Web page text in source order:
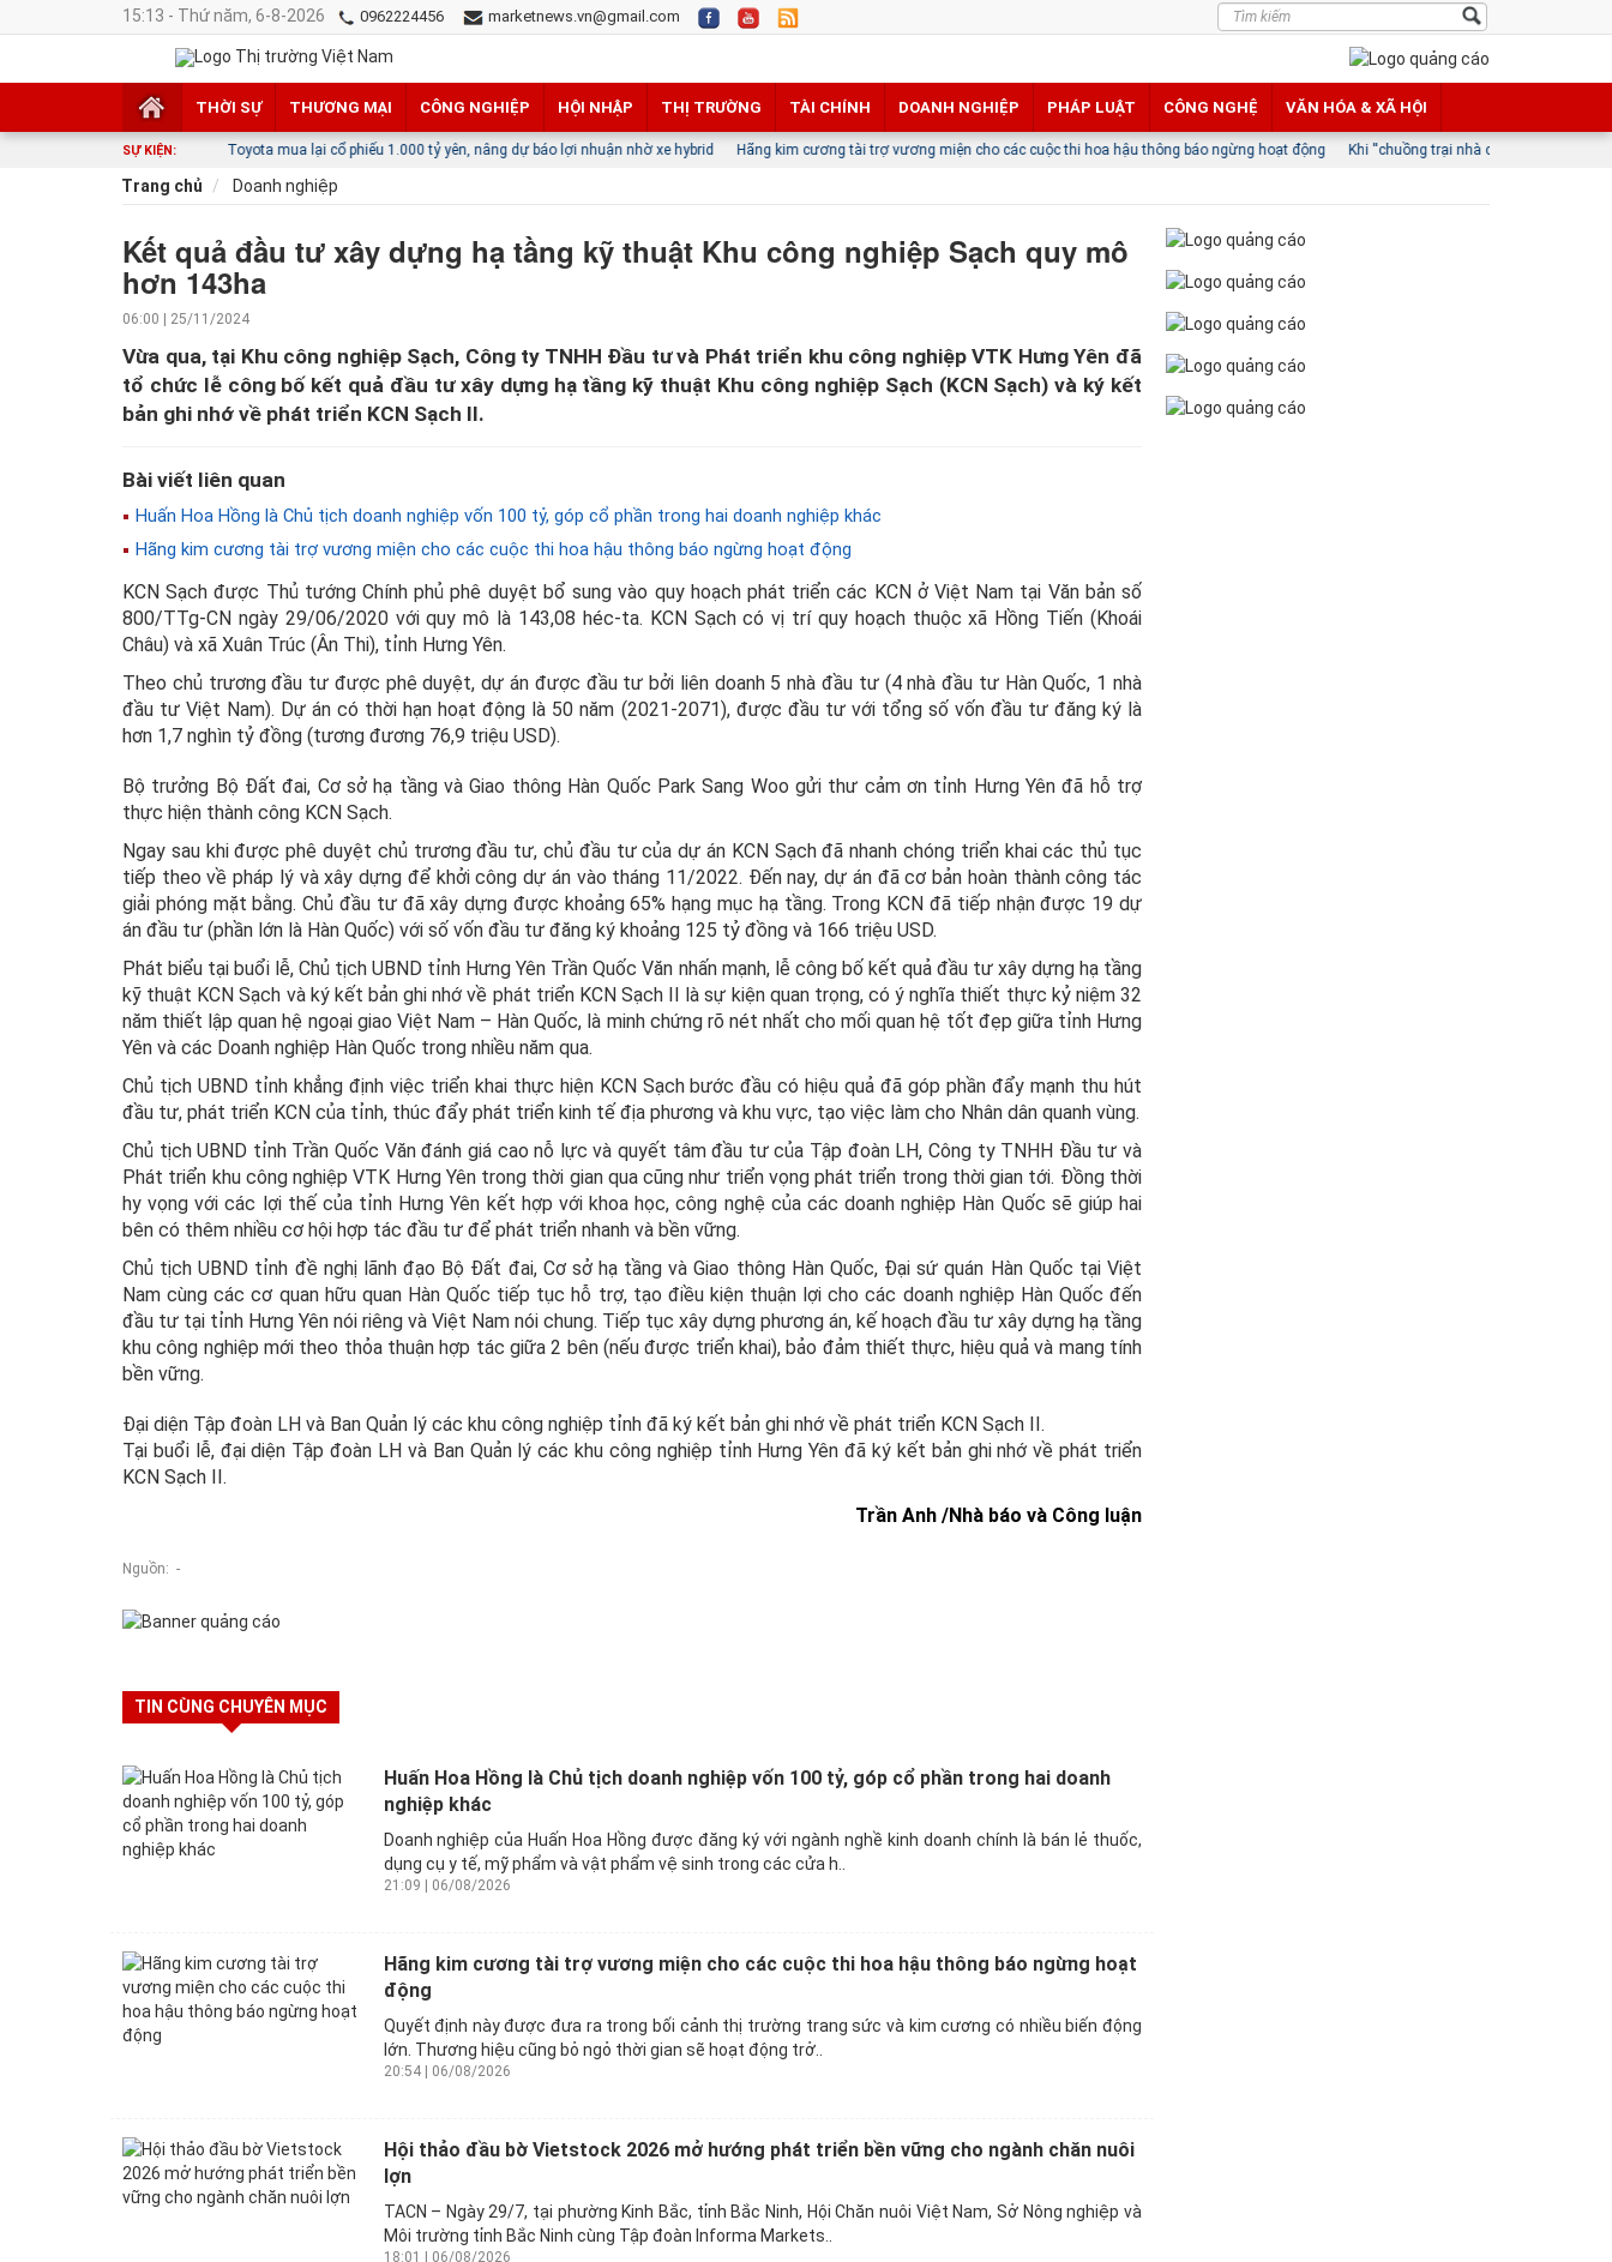
15:13 - Thứ năm, 6-8-2026 0962224456 marketnews.vn@gmail.com
THỜI SỰ THƯƠNG MẠI CÔNG NGHIỆP HỘI NHẬP THỊ TRƯỜNG TÀI CHÍNH DOANH NGHIỆP PHÁP LUẬT CÔNG NGHỆ VĂN HÓA & XÃ HỘI
SỰ KIỆN:
Toyota mua lại cổ phiếu 1.000 tỷ yên, nâng dự báo lợi nhuận nhờ xe hybrid Hãng kim cương tài trợ vương miện cho các cuộc thi hoa hậu thông báo ngừng hoạt động Khi ''chuồng trại nhà cao tầng'' của tỷ phú ngoại đổ vào
Trang chủ Doanh nghiệp
Kết quả đầu tư xây dựng hạ tầng kỹ thuật Khu công nghiệp Sạch quy mô
hơn 143ha
06:00 | 25/11/2024
Vừa qua, tại Khu công nghiệp Sạch, Công ty TNHH Đầu tư và Phát triển khu công nghiệp VTK Hưng Yên đã
tổ chức lễ công bố kết quả đầu tư xây dựng hạ tầng kỹ thuật Khu công nghiệp Sạch (KCN Sạch) và ký kết
bản ghi nhớ về phát triển KCN Sạch II.
Bài viết liên quan
Huấn Hoa Hồng là Chủ tịch doanh nghiệp vốn 100 tỷ, góp cổ phần trong hai doanh nghiệp khác
Hãng kim cương tài trợ vương miện cho các cuộc thi hoa hậu thông báo ngừng hoạt động
KCN Sạch được Thủ tướng Chính phủ phê duyệt bổ sung vào quy hoạch phát triển các KCN ở Việt Nam tại Văn bản số
800/TTg-CN ngày 29/06/2020 với quy mô là 143,08 héc-ta. KCN Sạch có vị trí quy hoạch thuộc xã Hồng Tiến (Khoái
Châu) và xã Xuân Trúc (Ân Thi), tỉnh Hưng Yên.
Theo chủ trương đầu tư được phê duyệt, dự án được đầu tư bởi liên doanh 5 nhà đầu tư (4 nhà đầu tư Hàn Quốc, 1 nhà
đầu tư Việt Nam). Dự án có thời hạn hoạt động là 50 năm (2021-2071), được đầu tư với tổng số vốn đầu tư đăng ký là
hơn 1,7 nghìn tỷ đồng (tương đương 76,9 triệu USD).
Bộ trưởng Bộ Đất đai, Cơ sở hạ tầng và Giao thông Hàn Quốc Park Sang Woo gửi thư cảm ơn tỉnh Hưng Yên đã hỗ trợ
thực hiện thành công KCN Sạch.
Ngay sau khi được phê duyệt chủ trương đầu tư, chủ đầu tư của dự án KCN Sạch đã nhanh chóng triển khai các thủ tục
tiếp theo về pháp lý và xây dựng để khởi công dự án vào tháng 11/2022. Đến nay, dự án đã cơ bản hoàn thành công tác
giải phóng mặt bằng. Chủ đầu tư đã xây dựng được khoảng 65% hạng mục hạ tầng. Trong KCN đã tiếp nhận được 19 dự
án đầu tư (phần lớn là Hàn Quốc) với số vốn đầu tư đăng ký khoảng 125 tỷ đồng và 166 triệu USD.
Phát biểu tại buổi lễ, Chủ tịch UBND tỉnh Hưng Yên Trần Quốc Văn nhấn mạnh, lễ công bố kết quả đầu tư xây dựng hạ tầng
kỹ thuật KCN Sạch và ký kết bản ghi nhớ về phát triển KCN Sạch II là sự kiện quan trọng, có ý nghĩa thiết thực kỷ niệm 32
năm thiết lập quan hệ ngoại giao Việt Nam – Hàn Quốc, là minh chứng rõ nét nhất cho mối quan hệ tốt đẹp giữa tỉnh Hưng
Yên và các Doanh nghiệp Hàn Quốc trong nhiều năm qua.
Chủ tịch UBND tỉnh khẳng định việc triển khai thực hiện KCN Sạch bước đầu có hiệu quả đã góp phần đẩy mạnh thu hút
đầu tư, phát triển KCN của tỉnh, thúc đẩy phát triển kinh tế địa phương và khu vực, tạo việc làm cho Nhân dân quanh vùng.
Chủ tịch UBND tỉnh Trần Quốc Văn đánh giá cao nỗ lực và quyết tâm đầu tư của Tập đoàn LH, Công ty TNHH Đầu tư và
Phát triển khu công nghiệp VTK Hưng Yên trong thời gian qua cũng như triển vọng phát triển trong thời gian tới. Đồng thời
hy vọng với các lợi thế của tỉnh Hưng Yên kết hợp với khoa học, công nghệ của các doanh nghiệp Hàn Quốc sẽ giúp hai
bên có thêm nhiều cơ hội hợp tác đầu tư để phát triển nhanh và bền vững.
Chủ tịch UBND tỉnh đề nghị lãnh đạo Bộ Đất đai, Cơ sở hạ tầng và Giao thông Hàn Quốc, Đại sứ quán Hàn Quốc tại Việt
Nam cùng các cơ quan hữu quan Hàn Quốc tiếp tục hỗ trợ, tạo điều kiện thuận lợi cho các doanh nghiệp Hàn Quốc đến
đầu tư tại tỉnh Hưng Yên nói riêng và Việt Nam nói chung. Tiếp tục xây dựng phương án, kế hoạch đầu tư xây dựng hạ tầng
khu công nghiệp mới theo thỏa thuận hợp tác giữa 2 bên (nếu được triển khai), bảo đảm thiết thực, hiệu quả và mang tính
bền vững.
Đại diện Tập đoàn LH và Ban Quản lý các khu công nghiệp tỉnh đã ký kết bản ghi nhớ về phát triển KCN Sạch II.
Tại buổi lễ, đại diện Tập đoàn LH và Ban Quản lý các khu công nghiệp tỉnh Hưng Yên đã ký kết bản ghi nhớ về phát triển
KCN Sạch II.
Trần Anh /Nhà báo và Công luận
Nguồn: -
TIN CÙNG CHUYÊN MỤC
Huấn Hoa Hồng là Chủ tịch doanh nghiệp vốn 100 tỷ, góp cổ phần trong hai doanh
nghiệp khác
Doanh nghiệp của Huấn Hoa Hồng được đăng ký với ngành nghề kinh doanh chính là bán lẻ thuốc,
dụng cụ y tế, mỹ phẩm và vật phẩm vệ sinh trong các cửa h..
21:09 | 06/08/2026
Hãng kim cương tài trợ vương miện cho các cuộc thi hoa hậu thông báo ngừng hoạt
động
Quyết định này được đưa ra trong bối cảnh thị trường trang sức và kim cương có nhiều biến động
lớn. Thương hiệu cũng bỏ ngỏ thời gian sẽ hoạt động trở..
20:54 | 06/08/2026
Hội thảo đầu bờ Vietstock 2026 mở hướng phát triển bền vững cho ngành chăn nuôi
lợn
TACN – Ngày 29/7, tại phường Kinh Bắc, tỉnh Bắc Ninh, Hội Chăn nuôi Việt Nam, Sở Nông nghiệp và
Môi trường tỉnh Bắc Ninh cùng Tập đoàn Informa Markets..
18:01 | 06/08/2026